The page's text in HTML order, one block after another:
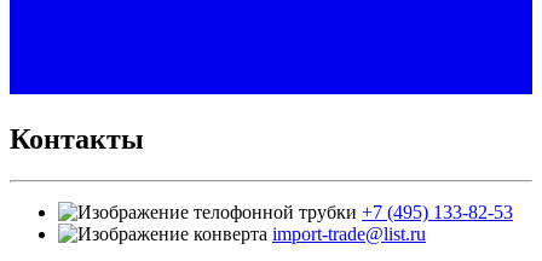
Контакты
+7 (495) 133-82-53
import-trade@list.ru